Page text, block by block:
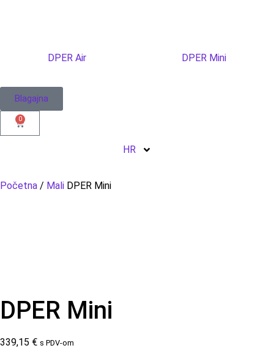
DPER Air DPER Mini
Blagajna
0
HR
Početna / Mali DPER Mini
DPER Mini
339,15 € s PDV-om